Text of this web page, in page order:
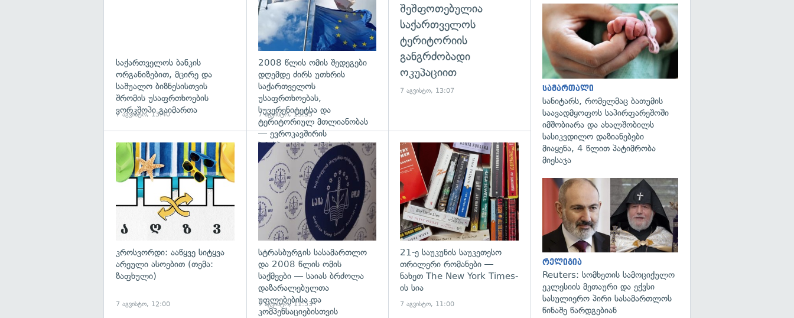
საქართველოს ბანკის
ორგანიზებით, მცირე და
საშუალო ბიზნესისთვის
შრომის უსაფრთხოების
ვორკშოპი გაიმართა
7 აგვისტო, 13:40
2008 წლის ომის შედეგები
დღემდე ძირს უთხრის
საქართველოს
უსაფრთხოებას,
სუვერენიტეტსა და
ტერიტორიულ მთლიანობას
— ევროკავშირის
პრესპიკერის განცხადება
7 აგვისტო, 13:35
შეშფოთებულია
საქართველოს
ტერიტორიის
განგრძობადი
ოკუპაციით
7 აგვისტო, 13:07
გადახედვა
კროსვორდი: ააწყვე სიტყვა
არეული ასოებით (თემა:
ზაფხული)
7 აგვისტო, 12:00
გადახედვა
სტრასბურგის სასამართლო
და 2008 წლის ომის
საქმეები — საიას ბრძოლა
დაზარალებულთა
უფლებებისა და
კომპენსაციებისთვის
7 აგვისტო, 11:53
გადახედვა
21-ე საუკუნის საუკეთესო
თრილერი რომანები —
ნახეთ The New York Times-
ის სია
7 აგვისტო, 11:00
სამართალი
სანიტარს, რომელმაც ბათუმის
საავადმყოფოს საპირფარეშოში
იმშობიარა და ახალშობილს
სასიკვდილო დაზიანებები
მიაყენა, 4 წლით პატიმრობა
მიესაჯა
რელიგია
Reuters: სომხეთის სამოციქულო
ეკლესიის მეთაური და ექვსი
სასულიერო პირი სასამართლოს
წინაშე წარდგებიან